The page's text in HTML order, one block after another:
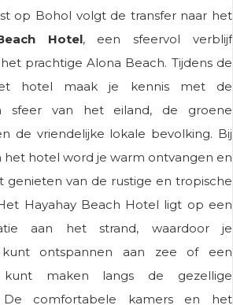
op Bohol volgt de transfer naar het
Hotel, een sfeervol verblijf
prachtige Alona Beach. Tijdens de
hotel maak je kennis met de
sfeer van het eiland, de groene
de vriendelijke lokale bevolking. Bij
het hotel word je warm ontvangen en
genieten van de rustige en tropische
Hayahay Beach Hotel ligt op een
aan het strand, waardoor je
kunt ontspannen aan zee of een
kunt maken langs de gezellige
De comfortabele kamers en het